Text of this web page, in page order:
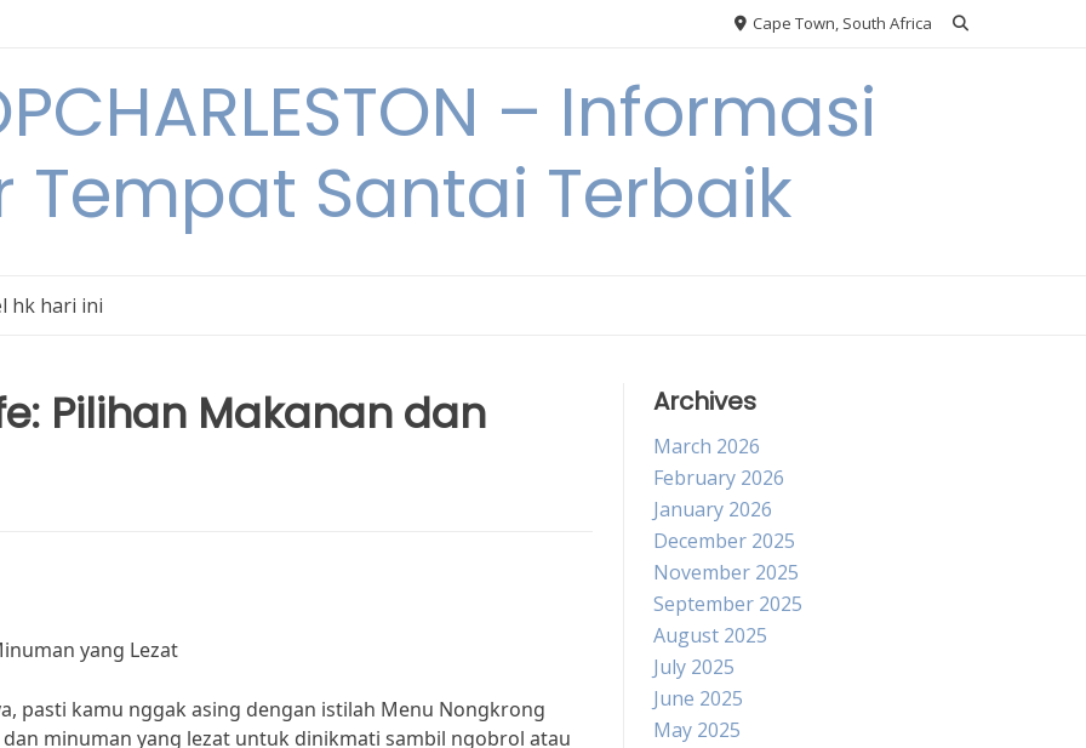
Cape Town, South Africa
– Informasi
Tempat Santai Terbaik
hk hari ini
Pilihan Makanan dan
yang Lezat
pasti kamu nggak asing dengan istilah Menu Nongkrong
minuman yang lezat untuk dinikmati sambil ngobrol atau
Archives
March 2026
February 2026
January 2026
December 2025
November 2025
September 2025
August 2025
July 2025
June 2025
May 2025